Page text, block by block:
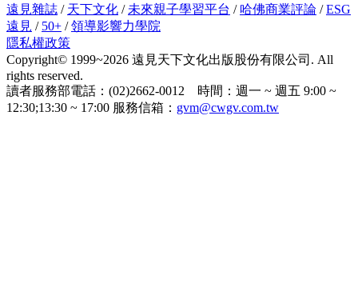
遠見雜誌 / 天下文化 / 未來親子學習平台 / 哈佛商業評論 /ESG
遠見 / 50+ /領導影響力學院
隱私權政策
Copyright© 1999~2026 遠見天下文化出版股份有限公司. All
rights reserved.
讀者服務部電話：(02)2662-0012 時間：週一 ~ 週五 9:00 ~
12:30;13:30 ~ 17:00 服務信箱： gvm@cwgv.com.tw